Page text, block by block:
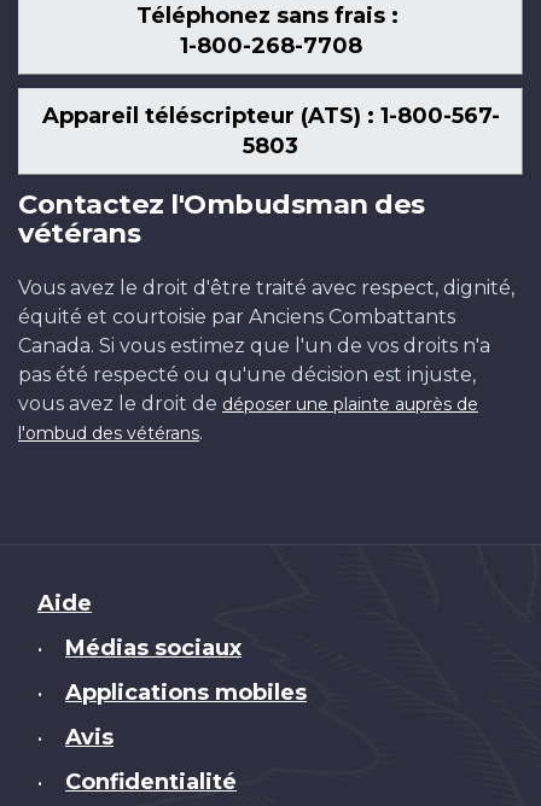
Téléphonez sans frais :
1-800-268-7708
Appareil téléscripteur (ATS) : 1-800-567-
5803
Contactez l'Ombudsman des
vétérans
Vous avez le droit d'être traité avec respect, dignité,
équité et courtoisie par Anciens Combattants
Canada. Si vous estimez que l'un de vos droits n'a
pas été respecté ou qu'une décision est injuste,
vous avez le droit de déposer une plainte auprès de
l'ombud des vétérans.
Brand
Aide
• Médias sociaux
• Applications mobiles
• Avis
• Confidentialité